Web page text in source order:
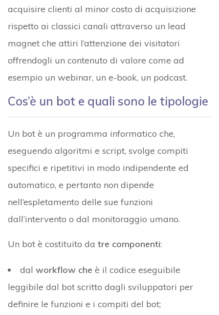
acquisire clienti al minor costo di acquisizione
rispetto ai classici canali attraverso un lead
magnet che attiri l’attenzione dei visitatori
offrendogli un contenuto di valore come ad
esempio un webinar, un e-book, un podcast.
Cos’è un bot e quali sono le tipologie
Un bot è un programma informatico che,
eseguendo algoritmi e script, svolge compiti
specifici e ripetitivi in modo indipendente ed
automatico, e pertanto non dipende
nell’espletamento delle sue funzioni
dall’intervento o dal monitoraggio umano.
Un bot è costituito da tre componenti:
dal workflow che è il codice eseguibile
leggibile dal bot scritto dagli sviluppatori per
definire le funzioni e i compiti del bot;